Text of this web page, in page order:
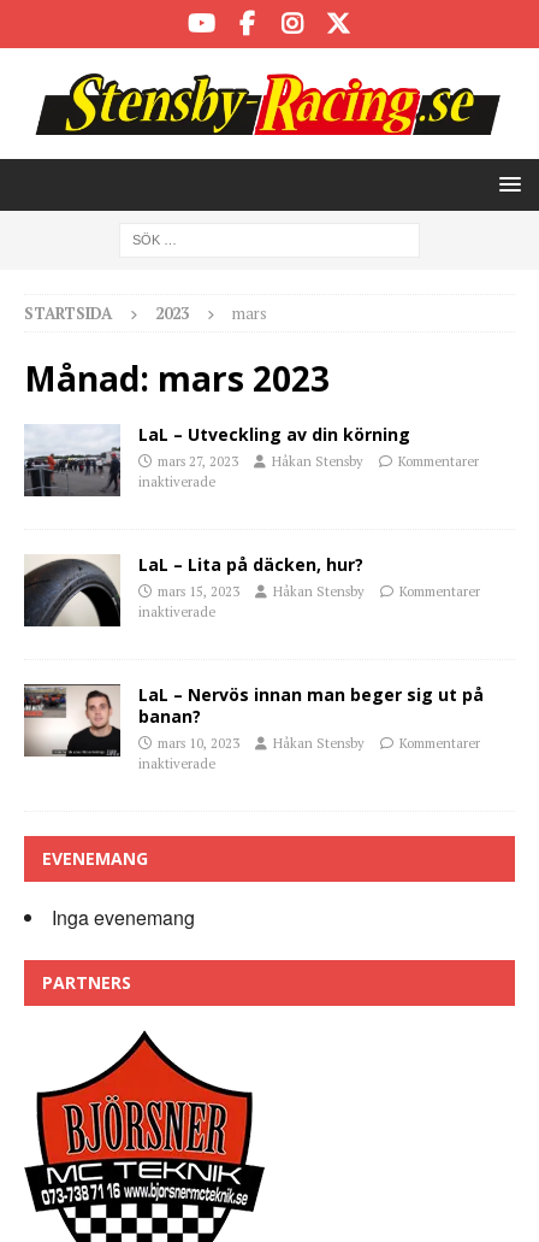
STARTSIDA 2023 mars
Månad: mars 2023
LaL – Utveckling av din körning
mars 27, 2023 Håkan Stensby
Kommentarer
inaktiverade
LaL – Lita på däcken, hur?
mars 15, 2023 Håkan Stensby
Kommentarer
inaktiverade
LaL – Nervös innan man beger sig ut på
banan?
mars 10, 2023 Håkan Stensby
Kommentarer
inaktiverade
EVENEMANG
Inga evenemang
PARTNERS